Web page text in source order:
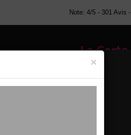
Note: 4/5 - 301 Avis -
La Carte
×